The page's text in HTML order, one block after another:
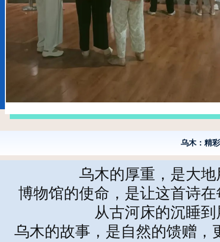
乌木：精
乌木的厚重，是大
博物馆的使命，是让这首诗
从古河床的沉睡
乌木的故事，是自然的馈赠